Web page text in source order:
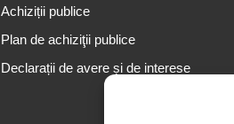
Achiziții publice
Plan de achiziţii publice
Declarații de avere și de interese